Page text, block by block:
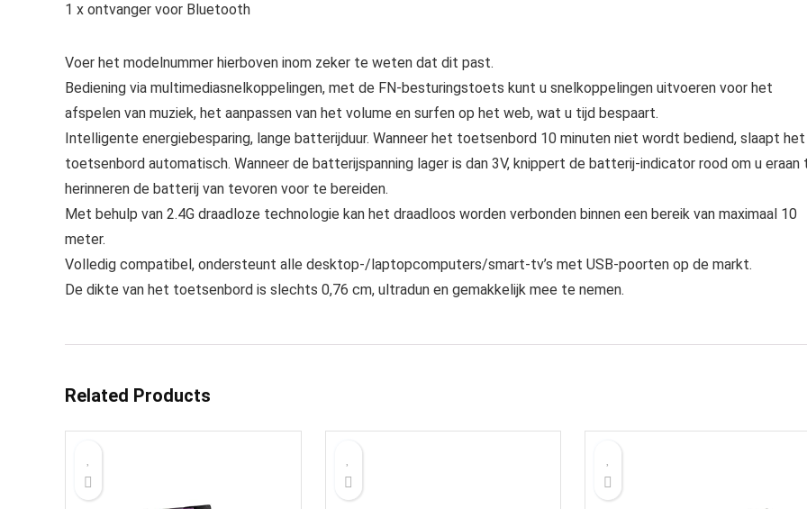
1 x ontvanger voor Bluetooth
Voer het modelnummer hierboven inom zeker te weten dat dit past.
Bediening via multimediasnelkoppelingen, met de FN-besturingstoets kunt u snelkoppelingen uitvoeren voor het
afspelen van muziek, het aanpassen van het volume en surfen op het web, wat u tijd bespaart.
Intelligente energiebesparing, lange batterijduur. Wanneer het toetsenbord 10 minuten niet wordt bediend, slaapt het
toetsenbord automatisch. Wanneer de batterijspanning lager is dan 3V, knippert de batterij-indicator rood om u eraan
herinneren de batterij van tevoren voor te bereiden.
Met behulp van 2.4G draadloze technologie kan het draadloos worden verbonden binnen een bereik van maximaal 10
meter.
Volledig compatibel, ondersteunt alle desktop-/laptopcomputers/smart-tv’s met USB-poorten op de markt.
De dikte van het toetsenbord is slechts 0,76 cm, ultradun en gemakkelijk mee te nemen.
Related Products